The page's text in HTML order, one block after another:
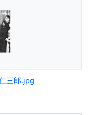
三郎.jpg